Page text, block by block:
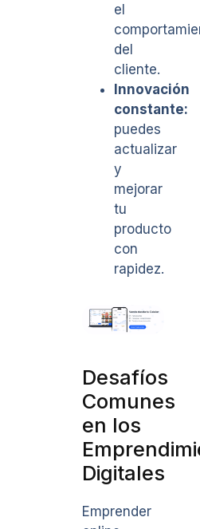
el
del
cliente.
Innovación
constante:
puedes
actualizar
y
mejorar
tu
producto
con
rapidez.
Desafíos
Comunes
en los
Digitales
Emprender